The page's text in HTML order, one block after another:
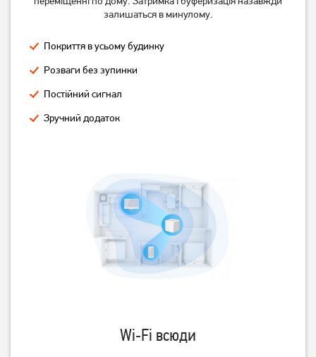
Deco E4 (2-pack)
3 799 грн
3 039
залишаться в минулому.
Покриття в усьому будинку
Розваги без зупинки
Постійний сигнал
Зручний додаток
Wi‑Fi всюди